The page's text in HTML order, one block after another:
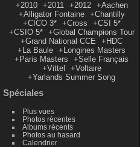
+2010 +2011 +2012
+Aachen
+Alligator Fontaine
+Chantilly
+CICO 3*
+Cross
+CSI 5*
+CSIO 5*
+Global Champions Tour
+Grand National CCE
+HDC
+La Baule
+Longines Masters
+Paris Masters
+Selle Français
+Vittel
+Voltaire
+Yarlands Summer Song
Spéciales
Plus vues
Photos récentes
Albums récents
Photos au hasard
Calendrier